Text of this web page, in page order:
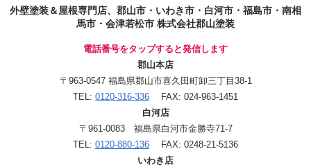
外壁塗装＆屋根専門店、郡山市・いわき市・白河市・福島市・南相
馬市・会津若松市 株式会社郡山塗装
電話番号をタップすると発信します
郡山本店
〒963-0547 福島県郡山市喜久田町卸三丁目38-1
TEL: 0120-316-336 FAX: 024-963-1451
白河店
〒961-0083 福島県白河市金勝寺71-7
TEL: 0120-880-136 FAX: 0248-21-5136
いわき店